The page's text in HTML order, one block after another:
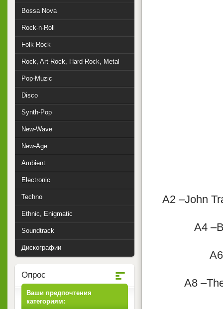
A2 –John
A4
A8
Bossa Nova
Rock-n-Roll
Folk-Rock
Rock, Art-Rock, Hard-Rock, Metal
Pop-Muzic
Disco
Synth-Pop
New-Wave
New-Age
Ambient
Electronic
Techno
Ethnic, Enigmatic
Soundtrack
Дискографии
Опрос
Ваши предпочтения
категориям: